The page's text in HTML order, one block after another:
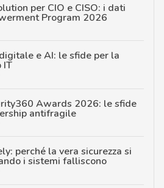
per CIO e CISO: i dati
Program 2026
e AI: le sfide per la
IT
Awards 2026: le sfide
antifragile
perché la vera sicurezza si
i sistemi falliscono